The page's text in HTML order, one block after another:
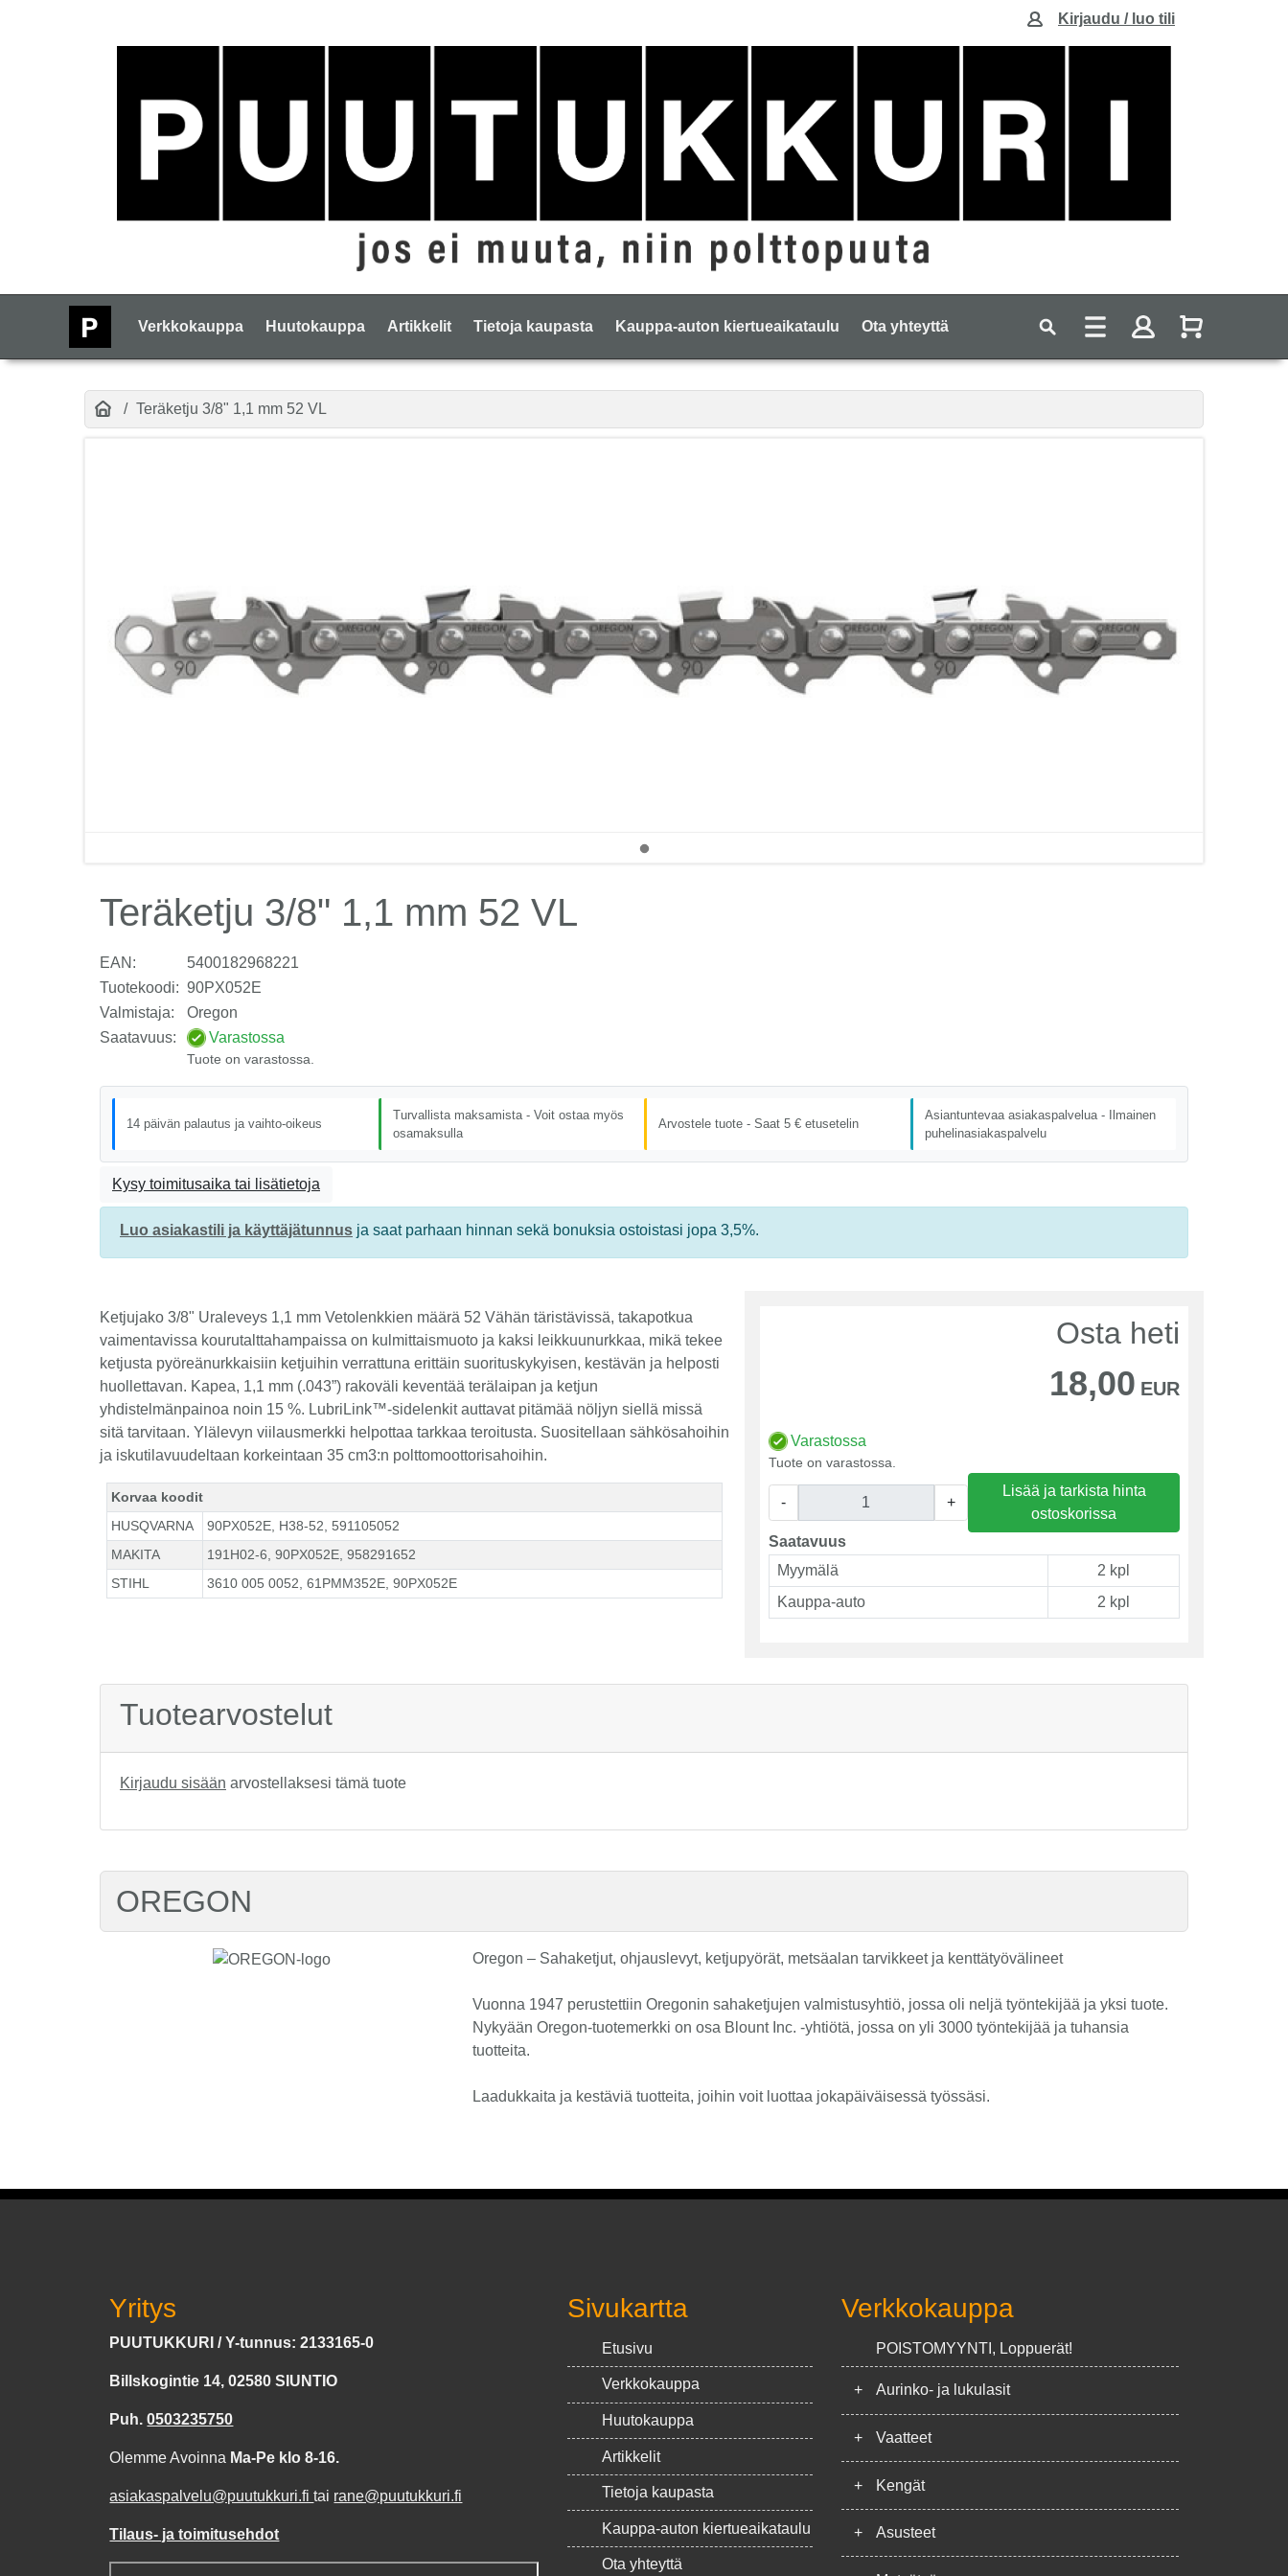
Kirjaudu / luo tili
Verkkokauppa Huutokauppa Artikkelit Tietoja kaupasta Kauppa-auton kiertueaikataulu Ota yhteyttä
Teräketju 3/8" 1,1 mm 52 VL
Teräketju 3/8" 1,1 mm 52 VL
EAN:
5400182968221
Tuotekoodi: 90PX052E
Valmistaja:
Oregon
Saatavuus:
Varastossa
Tuote on varastossa.
14 päivän palautus ja vaihto-oikeus
Turvallista maksamista - Voit ostaa myös
osamaksulla
Arvostele tuote - Saat 5 € etusetelin
Asiantuntevaa asiakaspalvelua - Ilmainen
puhelinasiakaspalvelu
Kysy toimitusaika tai lisätietoja
Luo asiakastili ja käyttäjätunnus ja saat parhaan hinnan sekä bonuksia ostoistasi jopa 3,5%.
Ketjujako 3/8" Uraleveys 1,1 mm Vetolenkkien määrä 52 Vähän täristävissä, takapotkua
vaimentavissa kourutalttahampaissa on kulmittaismuoto ja kaksi leikkuunurkkaa, mikä tekee
ketjusta pyöreänurkkaisiin ketjuihin verrattuna erittäin suorituskykyisen, kestävän ja helposti
huollettavan. Kapea, 1,1 mm (.043”) rakoväli keventää terälaipan ja ketjun
yhdistelmänpainoa noin 15 %. LubriLink™-sidelenkit auttavat pitämää nöljyn siellä missä
sitä tarvitaan. Ylälevyn viilausmerkki helpottaa tarkkaa teroitusta. Suositellaan sähkösahoihin
ja iskutilavuudeltaan korkeintaan 35 cm3:n polttomoottorisahoihin.
Korvaa koodit
HUSQVARNA
90PX052E, H38-52, 591105052
MAKITA
191H02-6, 90PX052E, 958291652
STIHL
3610 005 0052, 61PMM352E, 90PX052E
Osta heti
18,00 EUR
Varastossa
Tuote on varastossa.
- +
Lisää ja tarkista hinta
ostoskorissa
Saatavuus
Myymälä
2 kpl
Kauppa-auto
2 kpl
Tuotearvostelut
Kirjaudu sisään arvostellaksesi tämä tuote
OREGON
Oregon – Sahaketjut, ohjauslevyt, ketjupyörät, metsäalan tarvikkeet ja kenttätyövälineet
Vuonna 1947 perustettiin Oregonin sahaketjujen valmistusyhtiö, jossa oli neljä työntekijää ja yksi tuote.
Nykyään Oregon-tuotemerkki on osa Blount Inc. -yhtiötä, jossa on yli 3000 työntekijää ja tuhansia
tuotteita.
Laadukkaita ja kestäviä tuotteita, joihin voit luottaa jokapäiväisessä työssäsi.
Yritys
PUUTUKKURI / Y-tunnus: 2133165-0
Billskogintie 14, 02580 SIUNTIO
Puh.0503235750
Olemme Avoinna Ma-Pe klo 8-16.
asiakaspalvelu@puutukkuri.fitai rane@puutukkuri.fi
Tilaus- ja toimitusehdot
Sivukartta
Etusivu
Verkkokauppa
Huutokauppa
Artikkelit
Tietoja kaupasta
Kauppa-auton kiertueaikataulu
Ota yhteyttä
Verkkokauppa
POISTOMYYNTI, Loppuerät!
+ Aurinko- ja lukulasit
+ Vaatteet
+ Kengät
+ Asusteet